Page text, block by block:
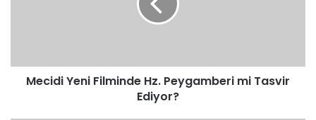
Mecidi Yeni Filminde Hz. Peygamberi mi Tasvir
Ediyor?